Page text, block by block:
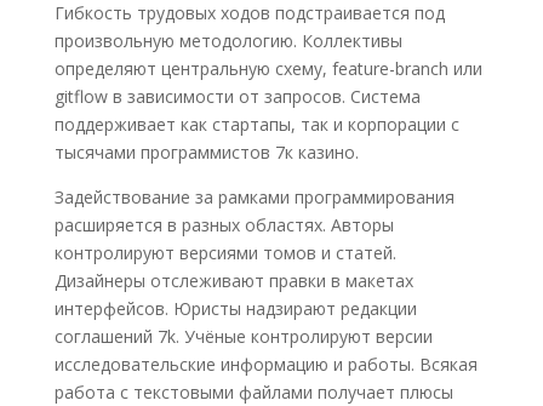
Гибкость трудовых ходов подстраивается под
произвольную методологию. Коллективы
определяют центральную схему, feature-branch или
gitflow в зависимости от запросов. Система
поддерживает как стартапы, так и корпорации с
тысячами программистов 7к казино.
Задействование за рамками программирования
расширяется в разных областях. Авторы
контролируют версиями томов и статей.
Дизайнеры отслеживают правки в макетах
интерфейсов. Юристы надзирают редакции
соглашений 7k. Учёные контролируют версии
исследовательские информацию и работы. Всякая
работа с текстовыми файлами получает плюсы